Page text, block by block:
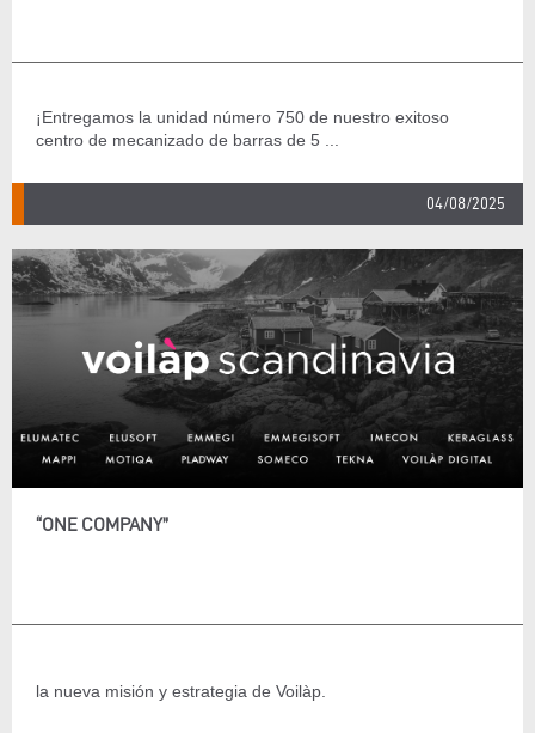
¡Entregamos la unidad número 750 de nuestro exitoso
centro de mecanizado de barras de 5 ...
04/08/2025
“ONE COMPANY”
la nueva misión y estrategia de Voilàp.